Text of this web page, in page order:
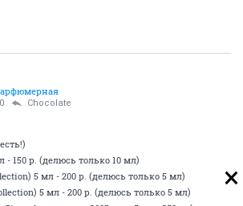
Chocolate
- 150 р. (делюсь только 10 мл)
5 мл - 200 р. (делюсь только 5 мл)
5 мл - 200 р. (делюсь только 5 мл)